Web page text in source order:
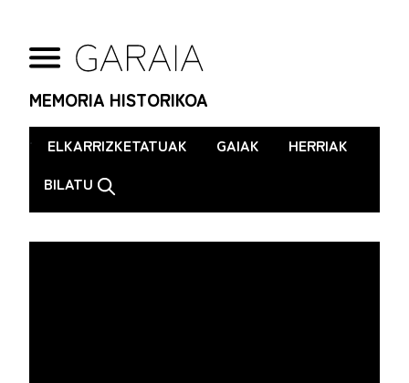
MEMORIA HISTORIKOA
. ELKARRIZKETATUAK GAIAK
HERRIAK
BILATU